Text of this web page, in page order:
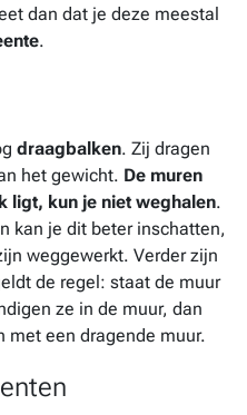
dan dat je deze meestal
.
draagbalken. Zij dragen
het gewicht. De muren
ligt, kun je niet weghalen.
kan je dit beter inschatten,
weggewerkt. Verder zijn
de regel: staat de muur
ze in de muur, dan
met een dragende muur.